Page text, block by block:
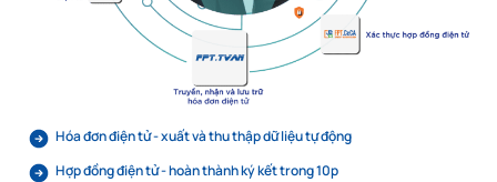
Hóa đơn điện tử - xuất và thu thập dữ liệu tự động
Hợp đồng điện tử - hoàn thành ký kết trong 10p